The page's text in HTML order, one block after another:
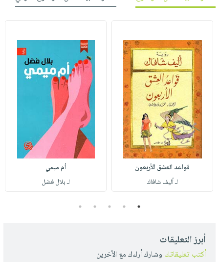
قواعد العشق الأربعون
لـ أليف شافاك
أم ميمي
لـ بلال فضل
1
2
3
4
5
أبرز التعليقات
أكتب تعليقاتك وشارك أراءك مع الأخرين